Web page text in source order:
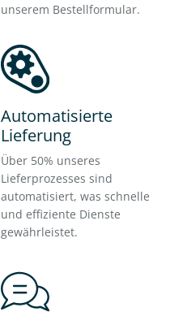
unserem Bestellformular.
Automatisierte
Lieferung
Über 50% unseres
Lieferprozesses sind
automatisiert, was schnelle
und effiziente Dienste
gewährleistet.